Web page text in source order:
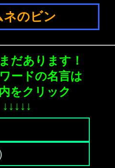
ネのビン
だあります！
ードの名言は
をクリック
↓↓↓↓↓